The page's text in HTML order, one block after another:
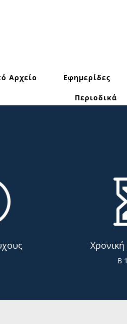
Αρχείο Εφημερίδες
Περιοδικά
Β